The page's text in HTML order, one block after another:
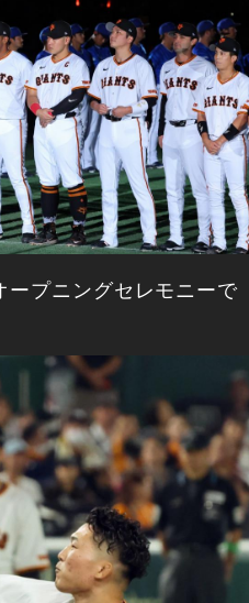
ープニングセレモニーで